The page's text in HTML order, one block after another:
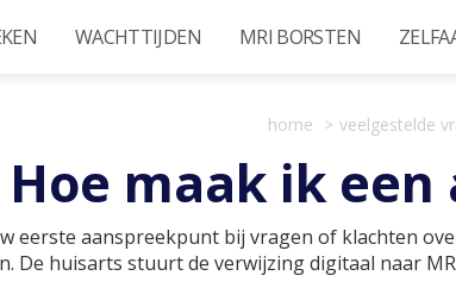
WACHTTIJDEN MRI BORSTEN
home veelgestelde
Hoe maak ik
eerste aanspreekpunt bij vragen of klachten
De huisarts stuurt de verwijzing digitaal naar